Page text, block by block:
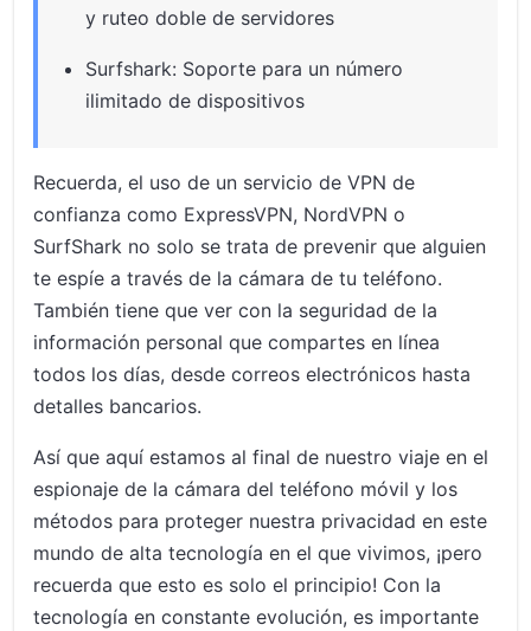
y ruteo doble de servidores
Surfshark: Soporte para un número
ilimitado de dispositivos
Recuerda, el uso de un servicio de VPN de
confianza como ExpressVPN, NordVPN o
SurfShark no solo se trata de prevenir que alguien
te espíe a través de la cámara de tu teléfono.
También tiene que ver con la seguridad de la
información personal que compartes en línea
todos los días, desde correos electrónicos hasta
detalles bancarios.
Así que aquí estamos al final de nuestro viaje en el
espionaje de la cámara del teléfono móvil y los
métodos para proteger nuestra privacidad en este
mundo de alta tecnología en el que vivimos, ¡pero
recuerda que esto es solo el principio! Con la
tecnología en constante evolución, es importante